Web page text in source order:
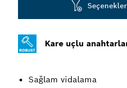
Kare uçlu
Sağlam vidalama